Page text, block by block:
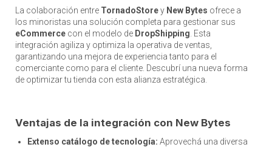
La colaboración entre TornadoStorey New Bytes ofrece a
los minoristas una solución completa para gestionar sus
eCommerce con el modelo de DropShipping . Esta
integración agiliza y optimiza la operativa de ventas,
garantizando una mejora de experiencia tanto para el
comerciante como para el cliente. Descubrí una nueva forma
de optimizar tu tienda con esta alianza estratégica.
Ventajas de la integración con New Bytes
Extenso catálogo de tecnología: Aprovechá una diversa